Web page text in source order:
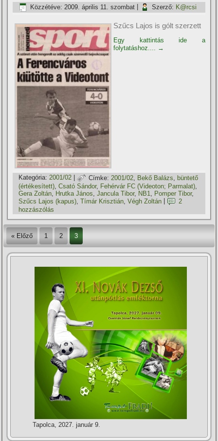
Közzétéve: 2009. április 11. szombat Szerző: K@rcsi
Szűcs Lajos is gólt szerzett
Egy kattintás ide a
folytatáshoz.... →
Kategória: 2001/02 | Címke: 2001/02 Bekő Balázs ,büntető
(értékesí­tett),Csató Sándor, Fehérvár FC (Videoton; Parmalat),
Gera Zoltán, Hrutka János,Jancula Tibor, NB1, Pomper Tibor,
Szűcs Lajos (kapus) ,Tí­már Krisztián ,Végh Zoltán
2
hozzászólás
« Előző 1 2 3
Tapolca, 2027. január 9.